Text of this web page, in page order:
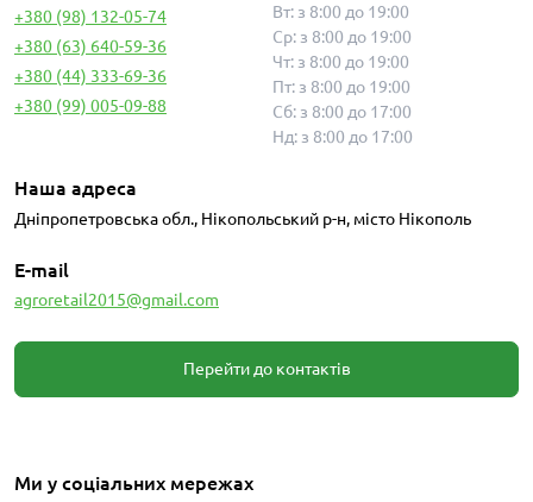
+380 (98) 132-05-74
+380 (63) 640-59-36
+380 (44) 333-69-36
+380 (99) 005-09-88
Вт: з 8:00 до 19:00
Ср: з 8:00 до 19:00
Чт: з 8:00 до 19:00
Пт: з 8:00 до 19:00
Сб: з 8:00 до 17:00
Нд: з 8:00 до 17:00
Наша адреса
Дніпропетровська обл., Нікопольський р-н, місто Нікополь
E-mail
agroretail2015@gmail.com
Перейти до контактів
Ми у соціальних мережах